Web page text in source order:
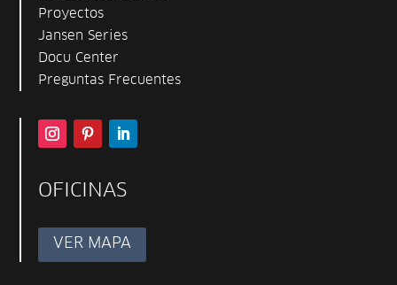
Proyectos
Jansen Series
Docu Center
Preguntas Frecuentes
OFICINAS
VER MAPA